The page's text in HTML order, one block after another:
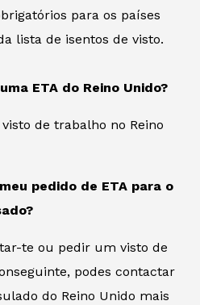
para os países
lista de isentos de visto.
ETA do Reino Unido?
de trabalho no Reino
pedido de ETA para o
te ou pedir um visto de
podes contactar
do Reino Unido mais